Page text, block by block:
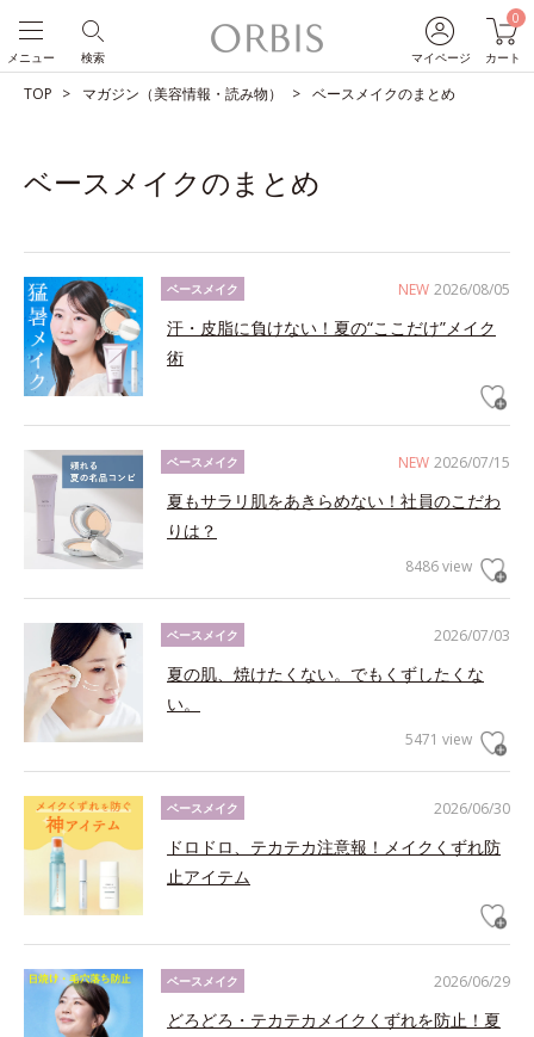
マイページ
0
カート
検索
メニュー
TOP マガジン（美容情報・読み物） ベースメイクのまとめ
ベースメイクのまとめ
NEW 2026/08/05
ベースメイク
汗・皮脂に負けない！夏の“ここだけ”メイク
術
NEW 2026/07/15
ベースメイク
夏もサラリ肌をあきらめない！社員のこだわ
りは？
8486 view
2026/07/03
ベースメイク
夏の肌、焼けたくない。でもくずしたくな
い。
5471 view
2026/06/30
ベースメイク
ドロドロ、テカテカ注意報！メイクくずれ防
止アイテム
2026/06/29
ベースメイク
どろどろ・テカテカメイクくずれを防止！夏